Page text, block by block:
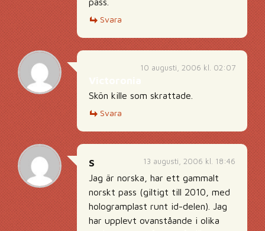
Svara
10 augusti, 2006 kl. 02:07
Skön kille som skrattade.
Svara
13 augusti, 2006 kl. 18:46
S
Jag är norska, har ett gammalt
norskt pass (giltigt till 2010, med
hologramplast runt id-delen). Jag
har upplevt ovanståande i olika